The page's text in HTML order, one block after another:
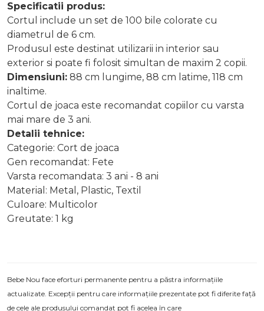
Specificatii produs:
Cortul include un set de 100 bile colorate cu
diametrul de 6 cm.
Produsul este destinat utilizarii in interior sau
exterior si poate fi folosit simultan de maxim 2 copii.
Dimensiuni: 88 cm lungime, 88 cm latime, 118 cm
inaltime.
Cortul de joaca este recomandat copiilor cu varsta
mai mare de 3 ani.
Detalii tehnice:
Categorie: Cort de joaca
Gen recomandat: Fete
Varsta recomandata: 3 ani - 8 ani
Material: Metal, Plastic, Textil
Culoare: Multicolor
Greutate: 1 kg
Bebe Nou face eforturi permanente pentru a păstra informațiile
actualizate. Excepții pentru care informațiile prezentate pot fi diferite față
de cele ale produsului comandat pot fi acelea în care